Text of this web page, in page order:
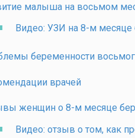
малыша на восьмом
Видео: УЗИ на 8-м месяце
беременности
врачей
женщин о 8-м месяце
Видео: отзыв о том, как